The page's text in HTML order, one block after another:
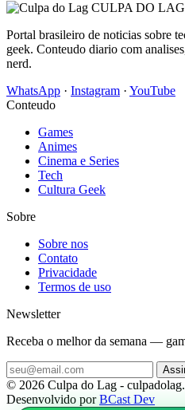
CULPA DO LAG
Portal brasileiro de noticias sobre
geek. Conteudo diario com
nerd.
WhatsApp · Instagram · YouTube
Conteudo
Games
Animes
Cinema e Series
Tech
Cultura Geek
Sobre
Sobre nos
Contato
Privacidade
Termos de uso
Newsletter
Receba o melhor da semana —
© 2026 Culpa do Lag -
Desenvolvido porBCast Dev